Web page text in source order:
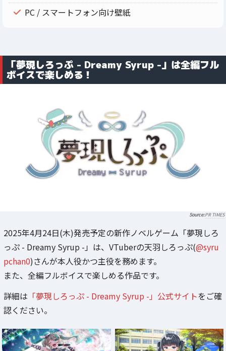
PC / スマートフォン向け壁紙
「夢現しろっぷ - Dreamy Syrup -」は全編フル
ボイスで楽しめる！
PR TIMES
2025年4月24日(木)発売予定の新作ノベルゲーム「夢現しろ
っぷ - Dreamy Syrup -」は、VTuberの天羽しろっぷ(@syru
pchan0)さんが本人役かつ主役を務めます。
また、全編フルボイスで楽しめる作品です。
詳細は 「夢現しろっぷ - Dreamy Syrup -」公式サイトをご確
認ください。